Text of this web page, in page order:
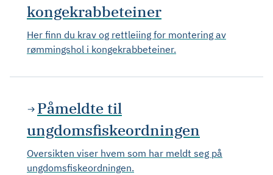
kongekrabbeteiner
Her finn du krav og rettleiing for montering av
rømmingshol i kongekrabbeteiner.
Påmeldte til
ungdomsfiskeordningen
Oversikten viser hvem som har meldt seg på
ungdomsfiskeordningen.